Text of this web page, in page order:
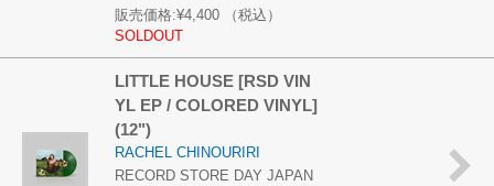
販売価格:¥4,400
（税込）
SOLDOUT
LITTLE HOUSE [RSD VIN
YL EP / COLORED VINYL]
(12")
RACHEL CHINOURIRI
RECORD STORE DAY JAPAN